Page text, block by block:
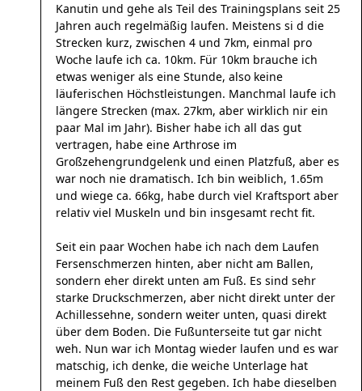
Kanutin und gehe als Teil des Trainingsplans seit 25
Jahren auch regelmäßig laufen. Meistens si d die
Strecken kurz, zwischen 4 und 7km, einmal pro
Woche laufe ich ca. 10km. Für 10km brauche ich
etwas weniger als eine Stunde, also keine
läuferischen Höchstleistungen. Manchmal laufe ich
längere Strecken (max. 27km, aber wirklich nir ein
paar Mal im Jahr). Bisher habe ich all das gut
vertragen, habe eine Arthrose im
Großzehengrundgelenk und einen Platzfuß, aber es
war noch nie dramatisch. Ich bin weiblich, 1.65m
und wiege ca. 66kg, habe durch viel Kraftsport aber
relativ viel Muskeln und bin insgesamt recht fit.
Seit ein paar Wochen habe ich nach dem Laufen
Fersenschmerzen hinten, aber nicht am Ballen,
sondern eher direkt unten am Fuß. Es sind sehr
starke Druckschmerzen, aber nicht direkt unter der
Achillessehne, sondern weiter unten, quasi direkt
über dem Boden. Die Fußunterseite tut gar nicht
weh. Nun war ich Montag wieder laufen und es war
matschig, ich denke, die weiche Unterlage hat
meinem Fuß den Rest gegeben. Ich habe dieselben